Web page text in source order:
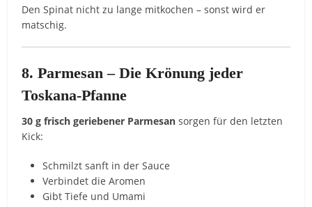
Den Spinat nicht zu lange mitkochen – sonst wird er
matschig.
8. Parmesan – Die Krönung jeder
Toskana-Pfanne
30 g frisch geriebener Parmesan sorgen für den letzten
Kick:
Schmilzt sanft in der Sauce
Verbindet die Aromen
Gibt Tiefe und Umami